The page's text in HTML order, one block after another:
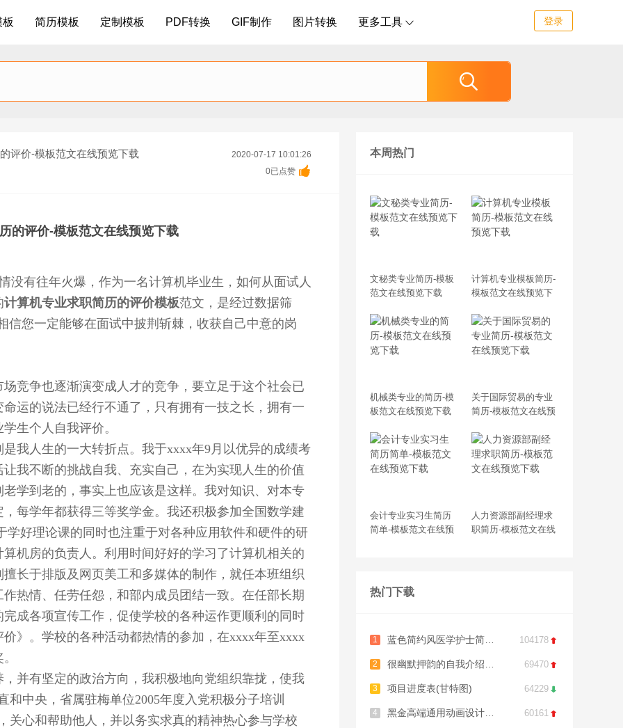
简历模板 定制模板 PDF转换 GIF制作 图片转换 更多工具  登录

评价-模板范文在线预览下载
2020-07-17 10:01:26
0已点赞 
的评价-模板范文在线预览下载
没有往年火爆，作为一名计算机毕业生，如何从面试人
计算机专业求职简历的评价模板范文，是经过数据筛
信您一定能够在面试中披荆斩棘，收获自己中意的岗
争也逐渐演变成人才的竞争，要立足于这个社会已
运的说法已经行不通了，只有拥有一技之长，拥有一
生个人自我评价。
我人生的一大转折点。我于xxxx年9月以优异的成绩考
我不断的挑战自我、充实自己，在为实现人生的价值
学到老的，事实上也应该是这样。我对知识、对本专
每学年都获得三等奖学金。我还积极参加全国数学建
好理论课的同时也注重于对各种应用软件和硬件的研
机房的负责人。利用时间好好的学习了计算机相关的
长于排版及网页美工和多媒体的制作，就任本班组织
热情、任劳任怨，和部内成员团结一致。在任部长期
成各项宣传工作，促使学校的各种运作更顺利的同时
》。学校的各种活动都热情的参加，在xxxx年至xxxx
有坚定的政治方向，我积极地向党组织靠拢，使我
和中央，省属驻梅单位2005年度入党积极分子培训
关心和帮助他人，并以务实求真的精神热心参与学校
本周热门
文秘类专业简历-模板
范文在线预览下载
计算机专业模板简历-
模板范文在线预览下
机械类专业的简历-模
板范文在线预览下载
关于国际贸易的专业
简历-模板范文在线预
会计专业实习生简历
简单-模板范文在线预
人力资源部副经理求
职简历-模板范文在线
热门下载
1 104178 
2 69470 
3 项目进度表(甘特图) 64229 
4 60161 